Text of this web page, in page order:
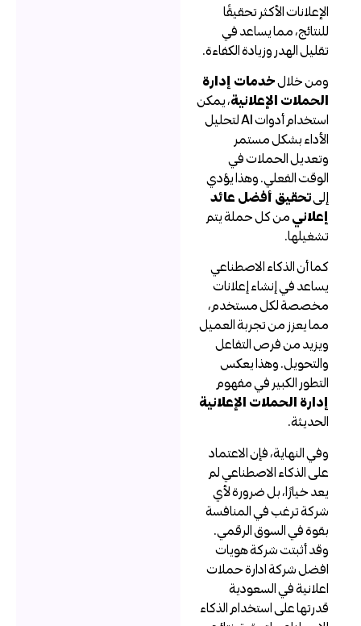
الإعلانات الأكثر تحقيقًا
للنتائج، مما يساعد في
تقليل الهدر وزيادة الكفاءة.
ومن خلالخدمات إدارة
الحملات الإعلانية، يمكن
استخدام أدوات AI لتحليل
الأداء بشكل مستمر
وتعديل الحملات في
الوقت الفعلي. وهذا يؤدي
تحقيق أفضل عائد
إعلانيمن كل حملة يتم
تشغيلها.
كما أن الذكاء الاصطناعي
يساعد في إنشاء إعلانات
مخصصة لكل مستخدم،
مما يعزز من تجربة العميل
ويزيد من فرص التفاعل
والتحويل. وهذا يعكس
التطور الكبير في مفهوم
إدارة الحملات الإعلانية
الحديثة.
وفي النهاية، فإن الاعتماد
على الذكاء الاصطناعي لم
يعد خيارًا، بل ضرورة لأي
شركة ترغب في المنافسة
بقوة في السوق الرقمي.
وقد أثبتت شركة هويات
افضل شركة ادارة حملات
اعلانية في السعودية
قدرتها على استخدام الذكاء